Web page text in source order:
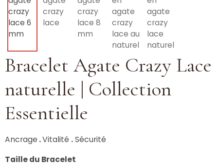
Bracelet Agate Crazy Lace
naturelle | Collection
Essentielle
Ancrage .Vitalité .Sécurité
Taille du Bracelet